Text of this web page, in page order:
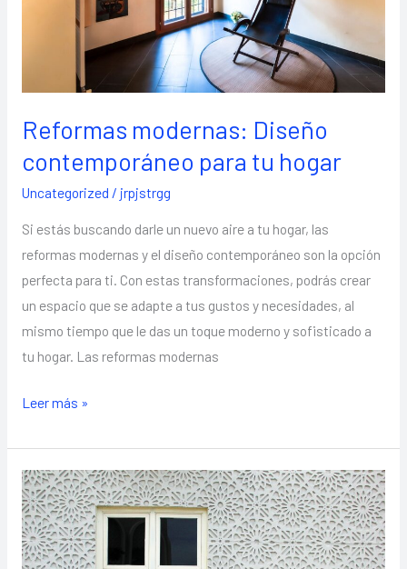
Reformas modernas: Diseño
contemporáneo para tu hogar
Uncategorized / jrpjstrgg
Si estás buscando darle un nuevo aire a tu hogar, las
reformas modernas y el diseño contemporáneo son la opción
perfecta para ti. Con estas transformaciones, podrás crear
un espacio que se adapte a tus gustos y necesidades, al
mismo tiempo que le das un toque moderno y sofisticado a
tu hogar. Las reformas modernas
Leer más »
Reformas
minimalistas